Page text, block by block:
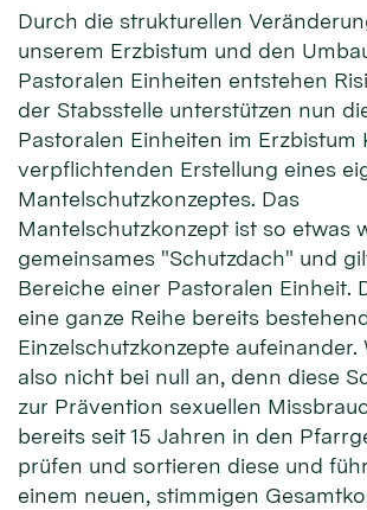
Durch die strukturellen
unserem Erzbistum und den
Pastoralen Einheiten entstehen
der Stabsstelle unterstützen nun
Pastoralen Einheiten im Erzbistum
verpflichtenden Erstellung eines
Mantelschutzkonzeptes. Das
Mantelschutzkonzept ist so etwas
gemeinsames "Schutzdach" und
Bereiche einer Pastoralen Einheit.
eine ganze Reihe bereits
Einzelschutzkonzepte aufeinander.
also nicht bei null an, denn diese
zur Prävention sexuellen
bereits seit 15 Jahren in den
prüfen und sortieren diese und
einem neuen, stimmigen